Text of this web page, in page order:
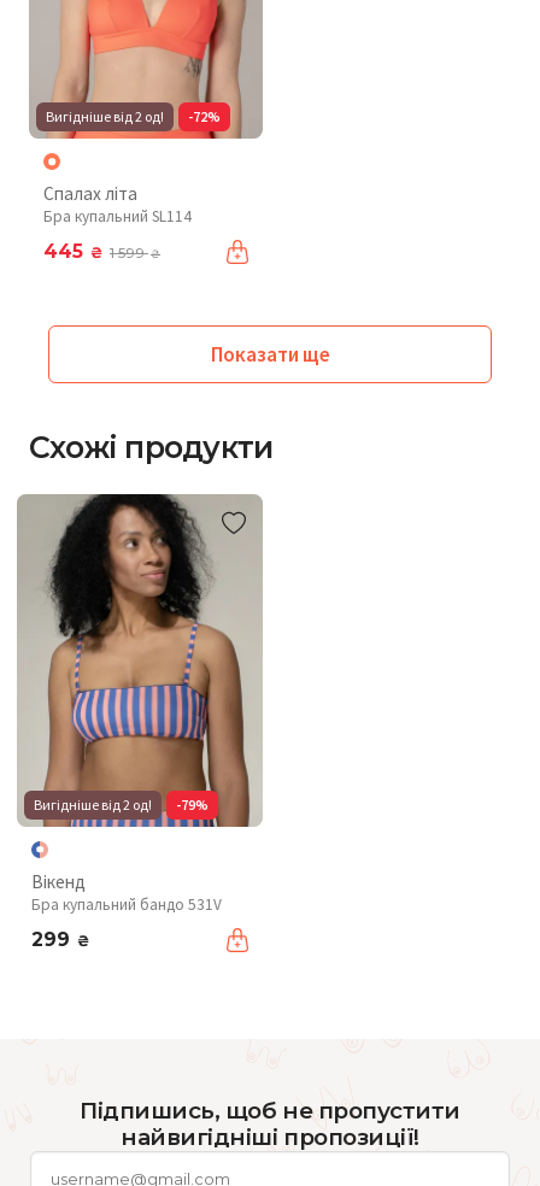
Вигідніше від 2 од! -72%
Спалах літа
Бра купальний SL114
445 ₴ 1 599₴
Показати ще
Схожі продукти
Вигідніше від 2 од! -79%
Вікенд
Бра купальний бандо 531V
299 ₴
Підпишись, щоб не пропустити
найвигідніші пропозиції!